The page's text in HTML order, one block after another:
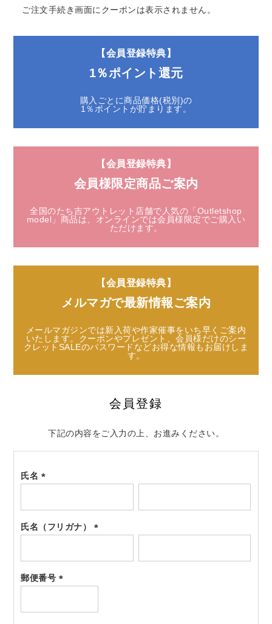
ご注文手続き画面にクーポンは表示されません。
【会員登録特典】
1％ポイント還元
購入ごとに商品価格(税別)の
1％ポイントが貯まります。
【会員登録特典】
会員様限定商品ご案内
全国のたち吉アウトレット店舗で人気の「Outletshop
model」商品は、 オンラインでは会員様限定でご購入い
ただけます。
【会員登録特典】
メルマガで最新情報ご案内
メールマガジンでは新入荷や作家催事をいち早くご案内
いたします。 クーポンやプレゼント、会員様だけのシー
クレットSALEのパスワードなどお得な情報もお届けしま
す。
会員登録
下記の内容をご入力の上、お進みください。
氏名
須)
氏名（フリガナ）
須)
郵便番号
須)